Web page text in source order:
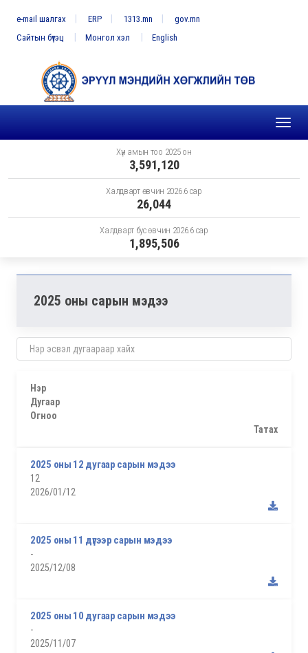
e-mail шалгах ERP 1313.mn
gov.mn
Сайтын бүтэц
Монгол хэл English
Toggle
Хүн амын тоо 2025 он
3,591,120
Халдварт өвчин 2026.6 сар
26,044
Халдварт бус өвчин 2026.6 сар
1,895,506
2025 оны сарын мэдээ
Нэр
Дугаар
Огноо
Татах
2025 оны 12 дугаар сарын мэдээ
12
2026/01/12
2025 оны 11 дүгээр сарын мэдээ
-
2025/12/08
2025 оны 10 дугаар сарын мэдээ
-
2025/11/07